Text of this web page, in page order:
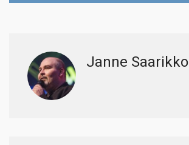
Janne Saarikko